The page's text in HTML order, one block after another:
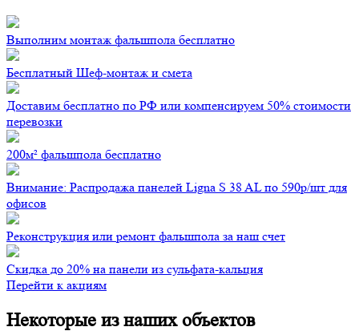
Выполним монтаж фальшпола бесплатно
Бесплатный Шеф-монтаж и смета
Доставим бесплатно по РФ или компенсируем 50% стоимости
перевозки
200м² фальшпола бесплатно
Внимание: Распродажа панелей Ligna S 38 AL по 590р/шт для
офисов
Реконструкция или ремонт фальшпола за наш счет
Скидка до 20% на панели из сульфата-кальция
Перейти к акциям
Некоторые из наших объектов